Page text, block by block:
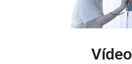
Vídeo